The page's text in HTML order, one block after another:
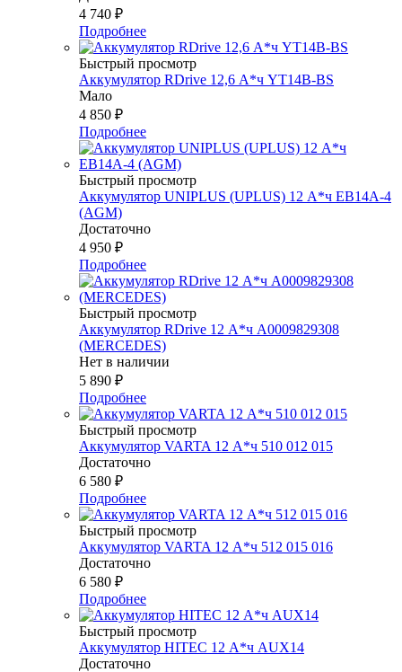
4 740 ₽
Подробнее
Быстрый просмотр
Аккумулятор RDrive 12,6 А*ч YT14B-BS
Мало
4 850 ₽
Подробнее
Быстрый просмотр
Аккумулятор UNIPLUS (UPLUS) 12 А*ч EB14A-4
(AGM)
Достаточно
4 950 ₽
Подробнее
Быстрый просмотр
Аккумулятор RDrive 12 А*ч A0009829308
(MERCEDES)
Нет в наличии
5 890 ₽
Подробнее
Быстрый просмотр
Аккумулятор VARTA 12 А*ч 510 012 015
Достаточно
6 580 ₽
Подробнее
Быстрый просмотр
Аккумулятор VARTA 12 А*ч 512 015 016
Достаточно
6 580 ₽
Подробнее
Быстрый просмотр
Аккумулятор HITEC 12 А*ч AUX14
Достаточно